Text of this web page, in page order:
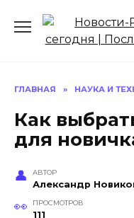
содержанию
ГЛАВНАЯ » НАУКА И
Как
для
АВТОР
Александр
ПРОСМОТРОВ
111